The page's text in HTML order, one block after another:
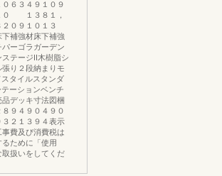
６３４９１０９
０ １３８１，
０９１０１３
補強材床下補強
ーゴラガーデン
テージⅡ木樹脂シ
り２段納まりモ
タイルスタンダ
ーションベンチ
デッキ寸法図梱
９４９０４９０
２１３９４表示
費及び消費税は
ために「使用
扱いをしてくだ